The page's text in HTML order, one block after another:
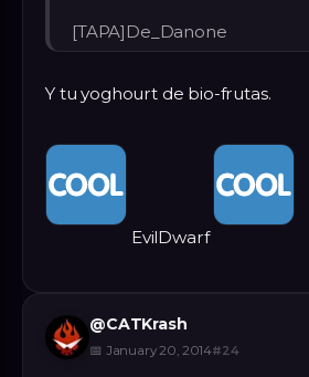
[TAPA]De_Danone
Y tu yoghourt de bio-frutas.
EvilDwarf
@CATKrash
📅 January 20, 2014#24